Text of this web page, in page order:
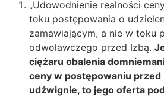
„Udowodnienie realności
toku postępowania o
zamawiającym, a nie w toku
odwoławczego przed Izbą.
ciężaru obalenia
ceny w postępowaniu przed
udźwignie, to jego oferta